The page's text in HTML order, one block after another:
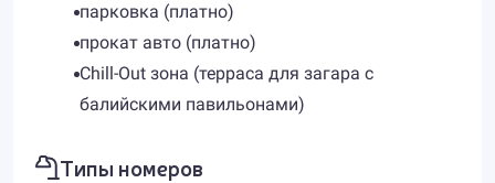
парковка (платно)
прокат авто (платно)
Chill-Out зона (терраса для загара с
балийскими павильонами)
Типы номеров